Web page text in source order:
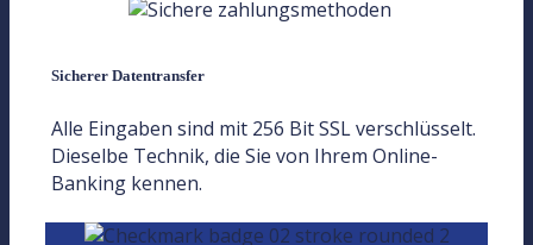
Sicherer Datentransfer
Alle Eingaben sind mit 256 Bit SSL verschlüsselt.
Dieselbe Technik, die Sie von Ihrem Online-
Banking kennen.